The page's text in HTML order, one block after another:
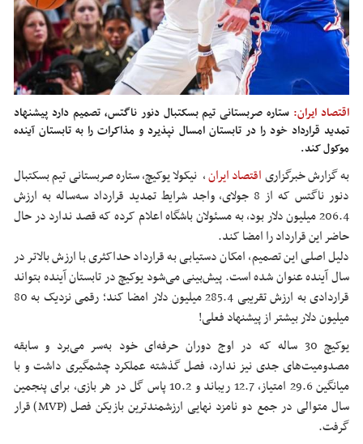
اقتصاد ایران: ستاره صربستانی تیم بسکتبال دنور ناگتس، تصمیم دارد پیشنهاد
تمدید قرارداد خود را در تابستان امسال نپذیرد و مذاکرات را به تابستان آینده
موکول کند.
به گزارش خبرگزاریاقتصاد ایران، نیکولا یوکیچ، ستاره صربستانی تیم بسکتبال
دنور ناگتس که از 8 جولای، واجد شرایط تمدید قرارداد سه‌ساله به ارزش
206.4 میلیون دلار بود، به مسئولان باشگاه اعلام کرده که قصد ندارد در حال
حاضر این قرارداد را امضا کند.
دلیل اصلی این تصمیم، امکان دستیابی به قرارداد حداکثری با ارزش بالاتر در
سال آینده عنوان شده است. پیش‌بینی می‌شود یوکیچ در تابستان آینده بتواند
قراردادی به ارزش تقریبی 285.4 میلیون دلار امضا کند؛ رقمی نزدیک به 80
میلیون دلار بیشتر از پیشنهاد فعلی!
یوکیچ 30 ساله که در اوج دوران حرفه‌ای خود به‌سر می‌برد و سابقه
مصدومیت‌های جدی نیز ندارد، فصل گذشته عملکرد چشمگیری داشت و با
میانگین 29.6 امتیاز، 12.7 ریباند و 10.2 پاس گل در هر بازی، برای پنجمین
سال متوالی در جمع دو نامزد نهایی ارزشمندترین بازیکن فصل (MVP) قرار
گرفت.